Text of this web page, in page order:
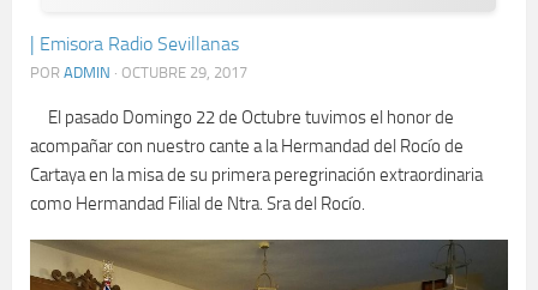
| Emisora Radio Sevillanas
POR ADMIN · OCTUBRE 29, 2017
El pasado Domingo 22 de Octubre tuvimos el honor de
acompañar con nuestro cante a la Hermandad del Rocío de
Cartaya en la misa de su primera peregrinación extraordinaria
como Hermandad Filial de Ntra. Sra del Rocío.